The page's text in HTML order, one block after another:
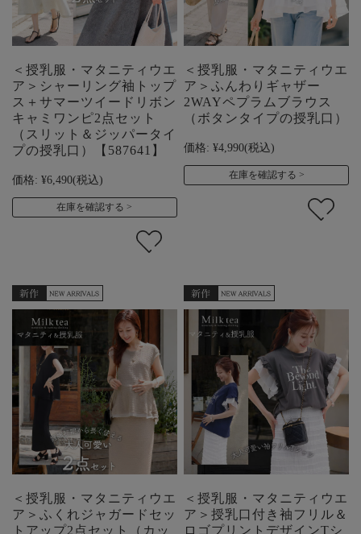
＜授乳服・マタニティウエ
ア＞シャーリング袖トップ
ス＋サマーツイードリボン
キャミワンピ2点セット
（スリット＆ジッパータイ
プの授乳口）【587641】
価格: ¥6,490(税込)
在庫を確認する
＜授乳服・マタニティウエ
ア＞ふんわりギャザー
2WAYペプラムブラウス
（ボタンタイプの授乳口）
価格: ¥4,990(税込)
在庫を確認する
＜授乳服・マタニティウエ
ア＞ふくれジャガードセッ
トアップ2点セット（カッ
＜授乳服・マタニティウエ
ア＞授乳口付き袖フリル＆
ロゴプリントデザインTシ